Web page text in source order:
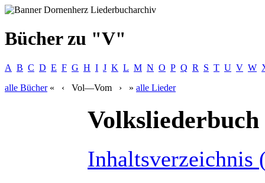
Bücher zu "V"
A B C D E F G H I J K L M N O P Q R S T U V W
alle Bücher« ‹ Vol—Vom › » alle Lieder
Inhaltsverzeichnis